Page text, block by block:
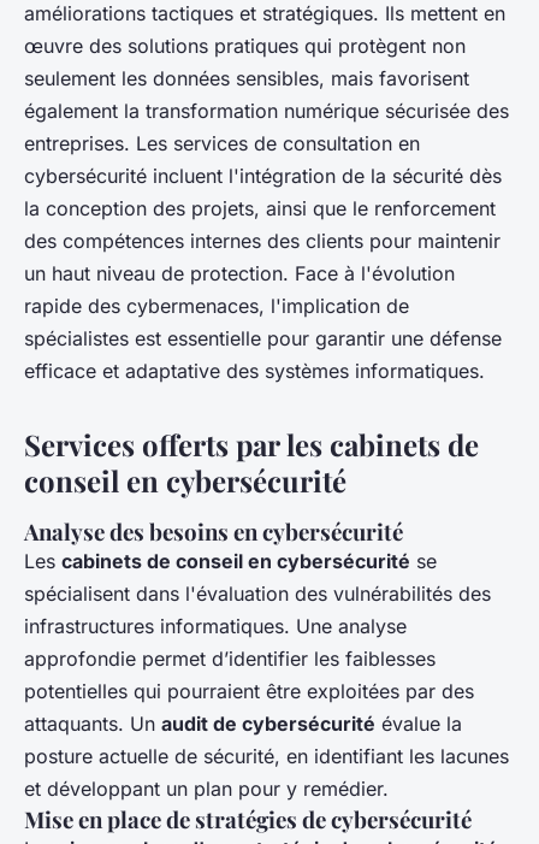
améliorations tactiques et stratégiques. Ils mettent en
œuvre des solutions pratiques qui protègent non
seulement les données sensibles, mais favorisent
également la transformation numérique sécurisée des
entreprises. Les services de consultation en
cybersécurité incluent l'intégration de la sécurité dès
la conception des projets, ainsi que le renforcement
des compétences internes des clients pour maintenir
un haut niveau de protection. Face à l'évolution
rapide des cybermenaces, l'implication de
spécialistes est essentielle pour garantir une défense
efficace et adaptative des systèmes informatiques.
Services offerts par les cabinets de
conseil en cybersécurité
Analyse des besoins en cybersécurité
Les cabinets de conseil en cybersécurité se
spécialisent dans l'évaluation des vulnérabilités des
infrastructures informatiques. Une analyse
approfondie permet d’identifier les faiblesses
potentielles qui pourraient être exploitées par des
attaquants. Un audit de cybersécurité évalue la
posture actuelle de sécurité, en identifiant les lacunes
et développant un plan pour y remédier.
Mise en place de stratégies de cybersécurité